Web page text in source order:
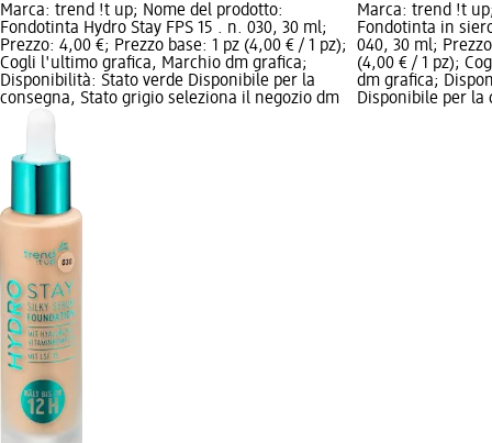
Marca: trend !t up; Nome del prodotto:
Fondotinta Hydro Stay FPS 15 . n. 030, 30 ml;
Prezzo: 4,00 €; Prezzo base: 1 pz (4,00 € / 1 pz);
Cogli l'ultimo grafica, Marchio dm grafica;
Disponibilità: Stato verde Disponibile per la
consegna, Stato grigio seleziona il negozio dm
Marca: trend !t
Fondotinta in
040, 30 ml;
(4,00 € / 1 pz);
dm grafica;
Disponibile per la